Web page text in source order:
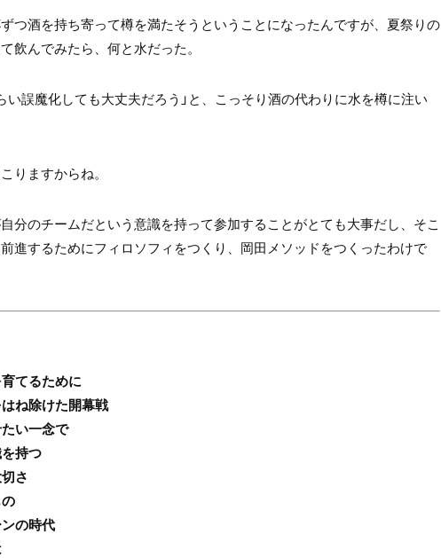
つ酒を持ち寄って樽を満たそうということになったんですが、夏祭りの
飲んでみたら、何と水だった。
い誤魔化しても大丈夫だろう」と、こっそり酒の代わりに水を樽に注い
りますからね。
分のチームだという意識を持って参加することがとても大事だし、そこ
進するためにフィロソフィをつくり、岡田メソッドをつくったわけで
てるために
ね除けた開幕戦
い一念で
持つ
さ
の時代